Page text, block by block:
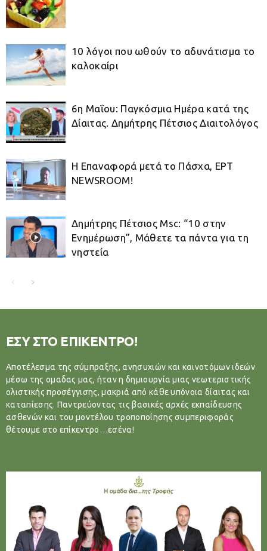
10 λόγοι που ωθούν το αδυνάτισμα το
καλοκαίρι
6η Μαΐου: Παγκόσμια Ημέρα κατά της
Δίαιτας. Δημήτρης Πέτσιος Διαιτολόγος
Η Επαναφορά μετά το Πάσχα, ΕΡΤ
NEWSROOM!
Δημήτρης Πέτσιος Μsc: “10 στην
Ενημέρωση”, Μάθετε τα πάντα για τη
νηστεία
ΕΣΥ ΣΤΟ ΕΠΙΚΕΝΤΡΟ!
Αποτέλεσμα της σύμπραξης, ανησυχιών και καινοτόμων ιδεών
μέσω της ομαδας μας, ήταν η δημιουργία μιας νεωτεριστικής
ολιστικής προσέγγισης, μακριά από κάθε υπόνοια δίαιτας και
καταπίεσης. Παντρεύοντας τις βασικές αρχές εκπαίδευσης
ασθενών και του μοντέλου τροποποίησης συμπεριφοράς
θέτουμε στο επίκεντρο…εσένα!